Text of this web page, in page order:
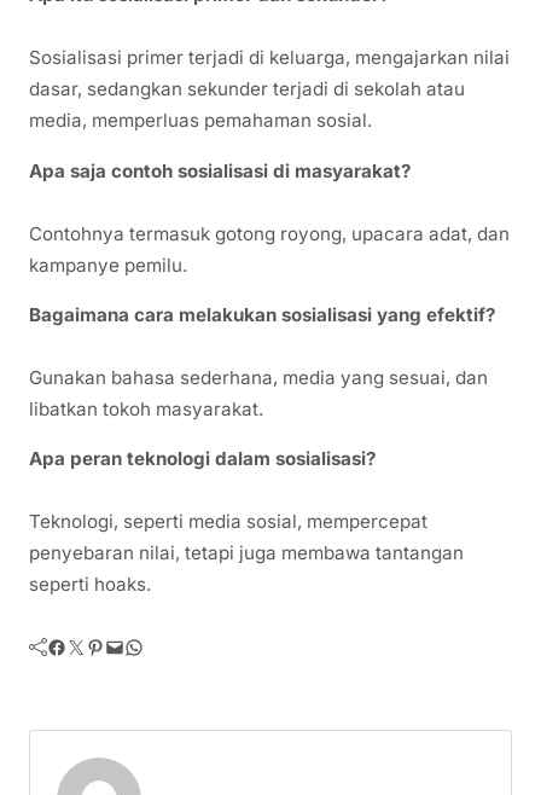
Sosialisasi primer terjadi di keluarga, mengajarkan nilai
dasar, sedangkan sekunder terjadi di sekolah atau
media, memperluas pemahaman sosial.
Apa saja contoh sosialisasi di masyarakat?
Contohnya termasuk gotong royong, upacara adat, dan
kampanye pemilu.
Bagaimana cara melakukan sosialisasi yang efektif?
Gunakan bahasa sederhana, media yang sesuai, dan
libatkan tokoh masyarakat.
Apa peran teknologi dalam sosialisasi?
Teknologi, seperti media sosial, mempercepat
penyebaran nilai, tetapi juga membawa tantangan
seperti hoaks.
Facebook Twitter Pinterest Mail WhatsApp